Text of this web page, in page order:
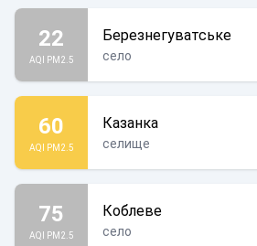
22
AQI PM2.5
Березнегуватське
село
60
AQI PM2.5
Казанка
селище
75
AQI PM2.5
Коблеве
село